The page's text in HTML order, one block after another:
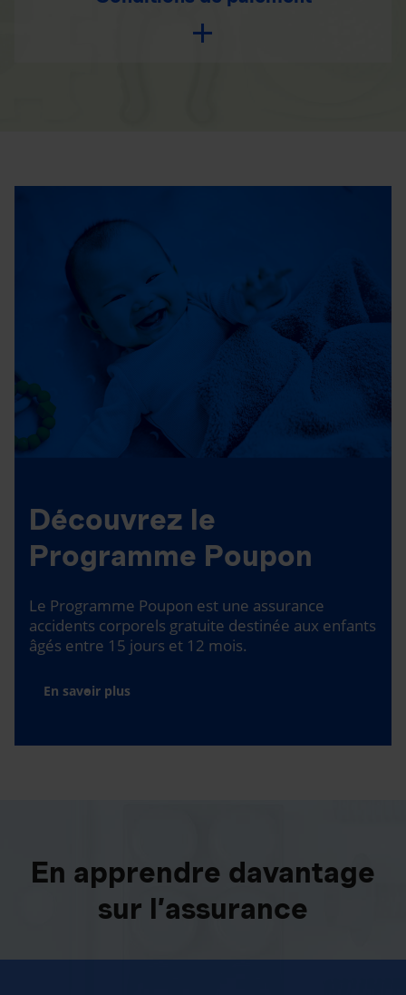
Découvrez le
Programme Poupon
Le Programme Poupon est une assurance
accidents corporels gratuite destinée aux enfants
âgés entre 15 jours et 12 mois.
En savoir plus
En apprendre davantage
sur l’assurance